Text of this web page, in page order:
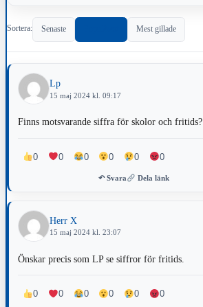
Sortera: Senaste Mest gillade
Lp
15 maj 2024 kl. 09:17
Finns motsvarande siffra för skolor och fritids?
0 0 0 0 0 0
↶ Svara Dela länk
Herr X
15 maj 2024 kl. 23:07
Önskar precis som LP se siffror för fritids.
0 0 0 0 0 0